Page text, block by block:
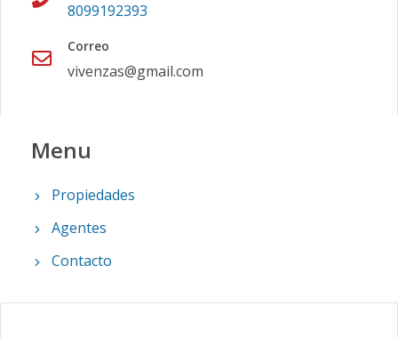
8099192393
Correo
vivenzas@gmail.com
Menu
Propiedades
Agentes
Contacto